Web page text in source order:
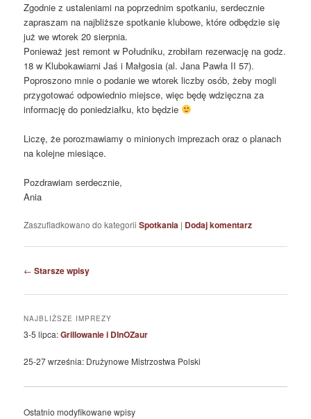
Zgodnie z ustaleniami na poprzednim spotkaniu, serdecznie
zapraszam na najbliższe spotkanie klubowe, które odbędzie się
już we wtorek 20 sierpnia.
Ponieważ jest remont w Południku, zrobiłam rezerwację na godz.
18 w Klubokawiarni Jaś i Małgosia (al. Jana Pawła II 57).
Poproszono mnie o podanie we wtorek liczby osób, żeby mogli
przygotować odpowiednio miejsce, więc będę wdzięczna za
informację do poniedziałku, kto będzie
Liczę, że porozmawiamy o minionych imprezach oraz o planach
na kolejne miesiące.
Pozdrawiam serdecznie,
Ania
Zaszufladkowano do kategorii Spotkania | Dodaj komentarz
Nawigacja
← Starsze wpisy
NAJBLIŻSZE IMPREZY
3-5 lipca:Grillowanie i DInOZaur
25-27 września: Drużynowe Mistrzostwa Polski
Ostatnio modyfikowane wpisy